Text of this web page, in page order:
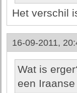
Het verschil
16-09-2011,
Wat is
een